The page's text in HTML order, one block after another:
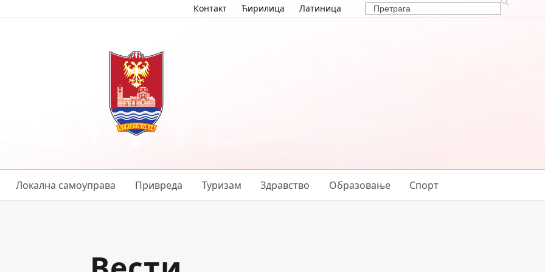
Контакт Ћирилица Латиница Search
Локална самоуправа Привреда Туризам Здравство Образовање Спорт